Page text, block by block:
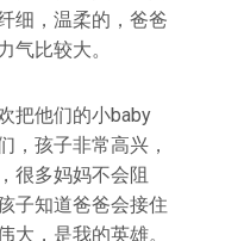
细，温柔的，爸爸
气比较大。
把他们的小baby
，孩子非常高兴，
很多妈妈不会阻
子知道爸爸会接住
大，是我的英雄。